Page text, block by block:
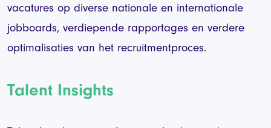
vacatures op diverse nationale en internationale
jobboards, verdiepende rapportages en verdere
optimalisaties van het recruitmentproces.
Talent Insights